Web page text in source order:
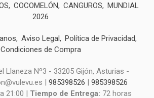
COCOMELÓN CANGUROS
MUNDIAL
2026
Aviso Legal
Política de Privacidad
Condiciones de Compra
Llaneza Nº3 - 33205 Gijón, Asturias -
| 985398526 | 985398526
21:00 | Tiempo de Entrega: 72 horas